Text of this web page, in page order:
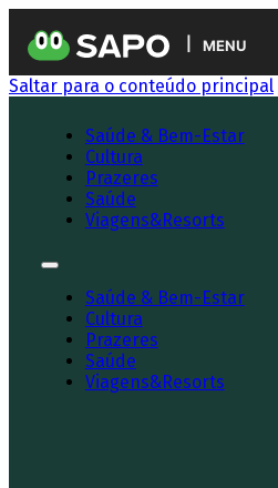
MENU
Saltar para o conteúdo principal
Saúde & Bem-Estar
Cultura
Prazeres
Saúde
Viagens&Resorts
Saúde & Bem-Estar
Cultura
Prazeres
Saúde
Viagens&Resorts